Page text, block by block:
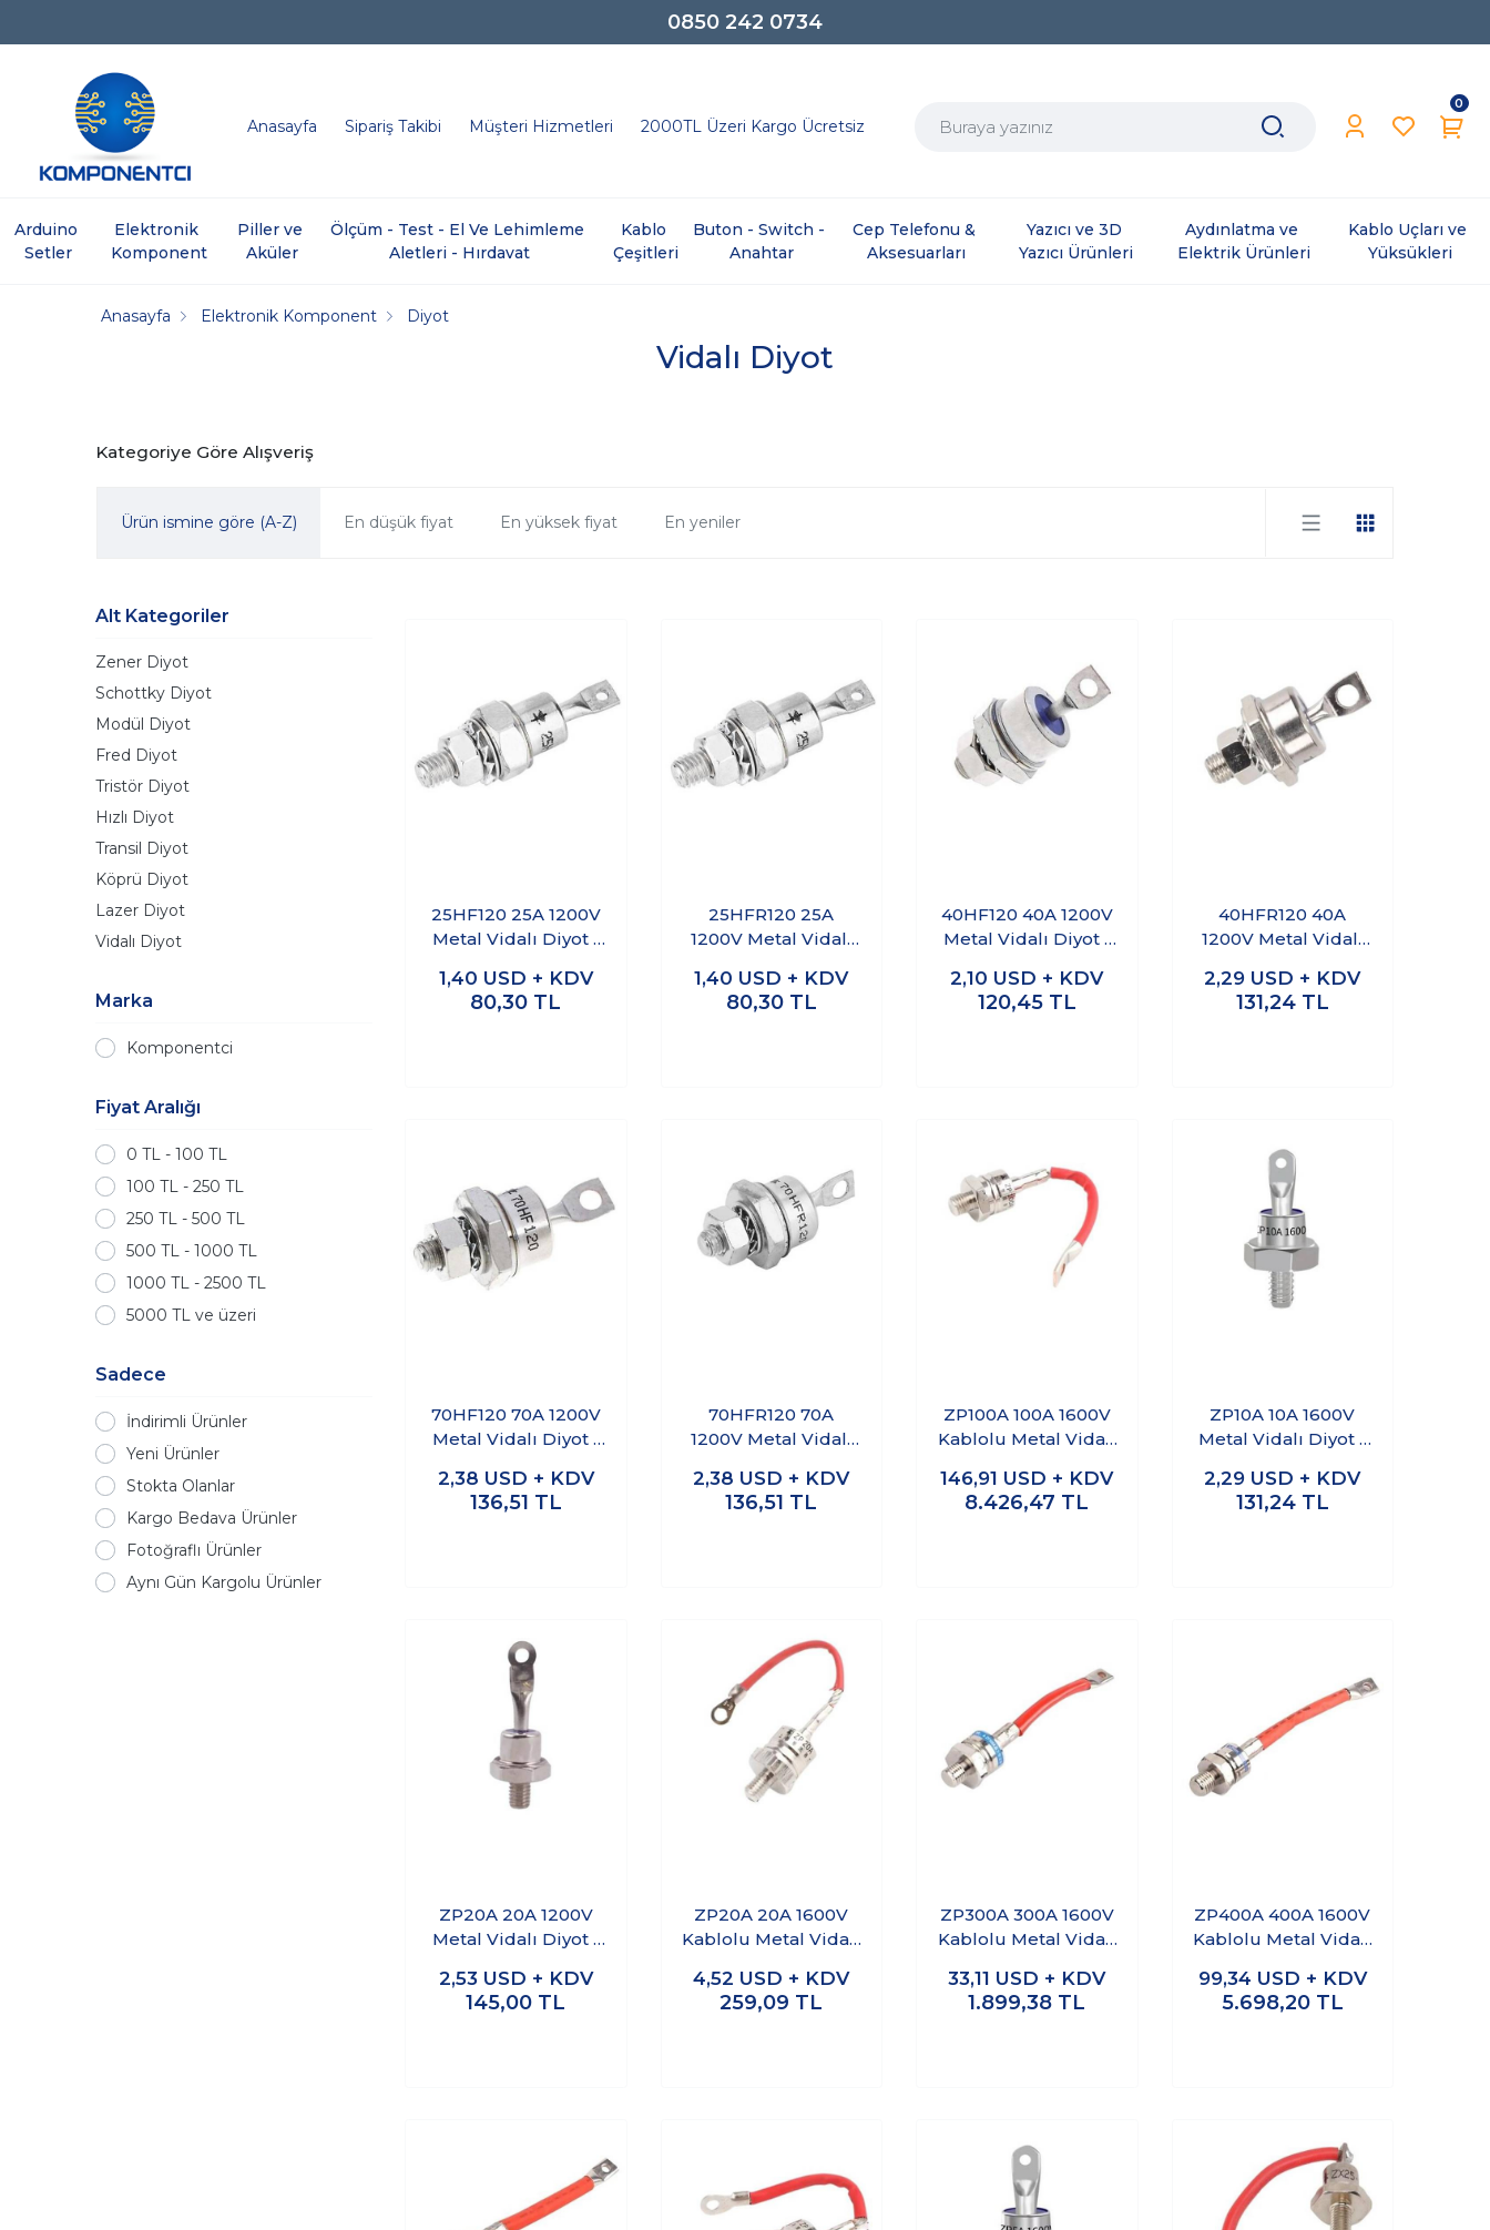
0850 242 0734
Anasayfa Sipariş Takibi Müşteri Hizmetleri 2000TL Üzeri Kargo Ücretsiz
0
Arduino
Setler
Elektronik
Komponent
Piller ve
Aküler
Ölçüm - Test - El Ve Lehimleme
Aletleri - Hırdavat
Kablo
Çeşitleri
Buton - Switch -
Anahtar
Cep Telefonu &
Aksesuarları
Yazıcı ve 3D
Yazıcı Ürünleri
Aydınlatma ve
Elektrik Ürünleri
Kablo Uçları ve
Yüksükleri
Vidalı Diyot
Anasayfa Elektronik Komponent Diyot
Kategoriye Göre Alışveriş
Ürün ismine göre (A-Z) En düşük fiyat En yüksek fiyat En yeniler
Alt Kategoriler
Zener Diyot
Schottky Diyot
Modül Diyot
Fred Diyot
Tristör Diyot
Hızlı Diyot
Transil Diyot
Köprü Diyot
Lazer Diyot
Vidalı Diyot
Marka
Komponentci
Fiyat Aralığı
0 TL - 100 TL
100 TL - 250 TL
250 TL - 500 TL
500 TL - 1000 TL
1000 TL - 2500 TL
5000 TL ve üzeri
Sadece
İndirimli Ürünler
Yeni Ürünler
Stokta Olanlar
Kargo Bedava Ürünler
Fotoğraflı Ürünler
Aynı Gün Kargolu Ürünler
25HF120 25A 1200V
Metal Vidalı Diyot -
1,40 USD + KDV
80,30 TL
25HFR120 25A
1200V Metal Vidalı
1,40 USD + KDV
80,30 TL
40HF120 40A 1200V
Metal Vidalı Diyot -
2,10 USD + KDV
120,45 TL
40HFR120 40A
1200V Metal Vidalı
2,29 USD + KDV
131,24 TL
70HF120 70A 1200V
Metal Vidalı Diyot -
2,38 USD + KDV
136,51 TL
70HFR120 70A
1200V Metal Vidalı
2,38 USD + KDV
136,51 TL
ZP100A 100A 1600V
Kablolu Metal Vidalı
146,91 USD + KDV
8.426,47 TL
ZP10A 10A 1600V
Metal Vidalı Diyot -
2,29 USD + KDV
131,24 TL
ZP20A 20A 1200V
Metal Vidalı Diyot -
2,53 USD + KDV
145,00 TL
ZP20A 20A 1600V
Kablolu Metal Vidalı
4,52 USD + KDV
259,09 TL
ZP300A 300A 1600V
Kablolu Metal Vidalı
33,11 USD + KDV
1.899,38 TL
ZP400A 400A 1600V
Kablolu Metal Vidalı
99,34 USD + KDV
5.698,20 TL